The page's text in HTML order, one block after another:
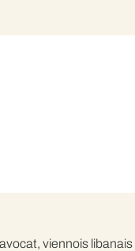
viennois libanais